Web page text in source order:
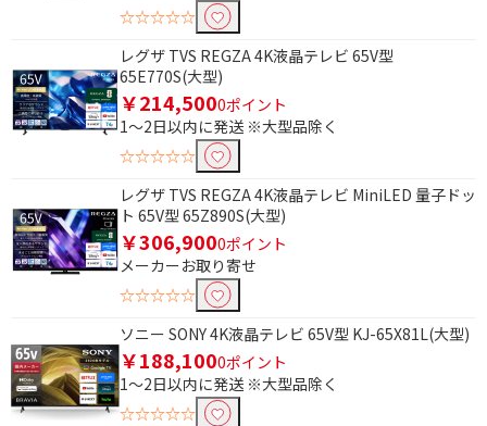
☆☆☆☆☆
レグザ TVS REGZA 4K液晶テレビ 65V型
65E770S(大型)
￥214,5000ポイント
1～2日以内に発送 ※大型品除く
☆☆☆☆☆
レグザ TVS REGZA 4K液晶テレビ MiniLED 量子ドッ
ト 65V型 65Z890S(大型)
￥306,9000ポイント
メーカーお取り寄せ
☆☆☆☆☆
ソニー SONY 4K液晶テレビ 65V型 KJ-65X81L(大型)
￥188,1000ポイント
1～2日以内に発送 ※大型品除く
☆☆☆☆☆
条件で絞り込む
フリーワードで絞り込む
除外する
除外する にチェックを入れると、指定したワード
を除外して検索します。
価格で絞り込む
円 ~